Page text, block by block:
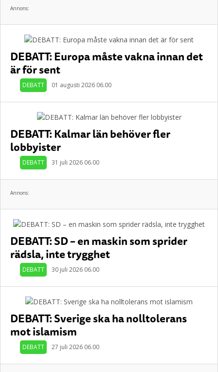
Annons:
DEBATT: Europa måste vakna innan det
är för sent
DEBATT 01 augusti 2026 06.00
DEBATT: Kalmar län behöver fler
lobbyister
DEBATT 31 juli 2026 06.00
Annons:
DEBATT: SD – en maskin som sprider
rädsla, inte trygghet
DEBATT 30 juli 2026 06.00
DEBATT: Sverige ska ha nolltolerans
mot islamism
DEBATT 27 juli 2026 06.00